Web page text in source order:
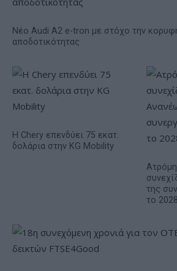
Νέο Audi A2 e-tron με στόχο την
αποδοτικότητας
Η Chery επενδύει 75 εκατ.
δολάρια στην KG Mobility
της
το 2028